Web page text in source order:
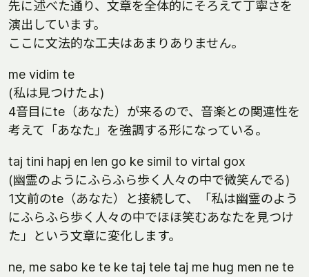
先に述べた通り、文章を全体的にそろえて丁寧さを
演出しています。
ここに文法的な工夫はあまりありません。
me vidim te
(私は見つけたよ)
4音目にte（あなた）が来るので、音楽との関連性を
考えて「あなた」を強調する形になっている。
taj tini hapj en len go ke simil to virtal gox
(幽霊のようにふらふら歩く人々の中で微笑んでる)
1文前のte（あなた）と接続して、「私は幽霊のよう
にふらふら歩く人々の中でほほ笑むあなたを見つけ
た」という文章に変化します。
ne, me sabo ke te ke taj tele taj me hug men ne te